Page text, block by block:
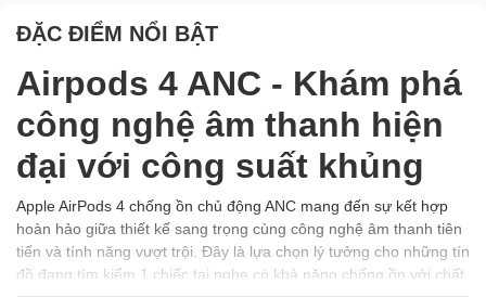
ĐẶC ĐIỂM NỔI BẬT
Airpods 4 ANC - Khám phá
công nghệ âm thanh hiện
đại với công suất khủng
Apple AirPods 4 chống ồn chủ động ANC mang đến sự kết hợp
hoàn hảo giữa thiết kế sang trọng cùng công nghệ âm thanh tiên
tiến và tính năng vượt trội. Đây là lựa chọn lý tưởng cho những tín
đồ đang tìm kiếm 1 chiếc tai nghe có khả năng chống ồn với chất